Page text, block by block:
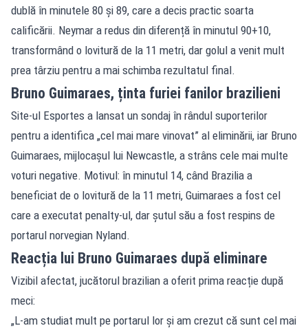
dublă în minutele 80 și 89, care a decis practic soarta
calificării. Neymar a redus din diferență în minutul 90+10,
transformând o lovitură de la 11 metri, dar golul a venit mult
prea târziu pentru a mai schimba rezultatul final.
Bruno Guimaraes, ținta furiei fanilor brazilieni
Site-ul Esportes a lansat un sondaj în rândul suporterilor
pentru a identifica „cel mai mare vinovat” al eliminării, iar Bruno
Guimaraes, mijlocașul lui Newcastle, a strâns cele mai multe
voturi negative. Motivul: în minutul 14, când Brazilia a
beneficiat de o lovitură de la 11 metri, Guimaraes a fost cel
care a executat penalty-ul, dar șutul său a fost respins de
portarul norvegian Nyland.
Reacția lui Bruno Guimaraes după eliminare
Vizibil afectat, jucătorul brazilian a oferit prima reacție după
meci:
„L-am studiat mult pe portarul lor și am crezut că sunt cel mai